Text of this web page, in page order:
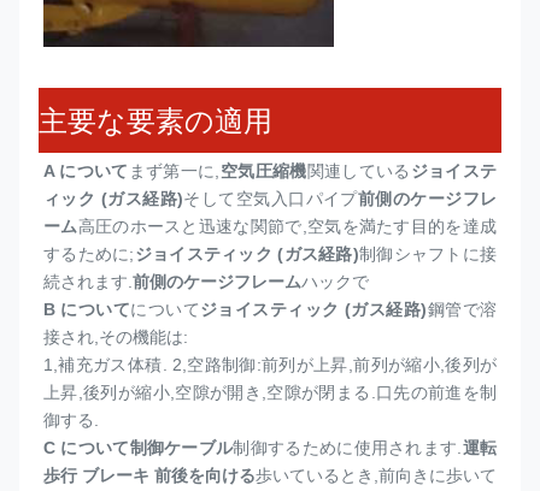
主要な要素の適用
A について まず第一に, 空気圧縮機関連している ジョイステ
ィック (ガス経路)そして空気入口パイプ前側のケージフレ
ーム高圧のホースと迅速な関節で,空気を満たす目的を達成
するために;ジョイスティック (ガス経路)制御シャフトに接
続されます. 前側のケージフレームハックで
B についてについてジョイスティック (ガス経路)鋼管で溶
接され,その機能は:
1, 補充ガス体積. 2,空路制御:前列が上昇,前列が縮小,後列が
上昇,後列が縮小,空隙が開き,空隙が閉まる.口先の前進を制
御する.
C について制御ケーブル制御するために使用されます. 運転
歩行 ブレーキ 前後を向ける歩いているとき,前向きに歩いて